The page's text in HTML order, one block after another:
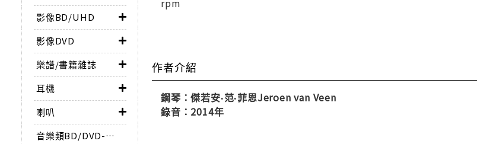
影像BD/UHD
影像DVD
樂譜/書籍雜誌
耳機
喇叭
音樂類BD/DVD-AUDIO
作者介紹
鋼琴：傑若安‧范‧菲恩Jeroen van Veen
錄音：2014年